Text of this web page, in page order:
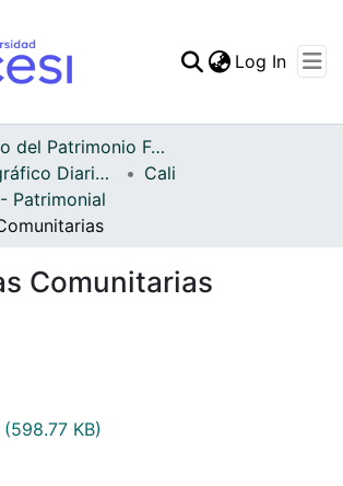
Statistics
Log In
Archivo del Patrimonio Fotográfico y Fílmico del Valle del Cauca
Fondo Fotográfico Diario Occidente
Cali
Patrimonial
Comunitarias
(598.77 KB)